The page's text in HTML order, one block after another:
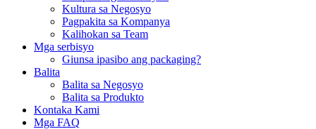
Kultura sa Negosyo
Pagpakita sa Kompanya
Kalihokan sa Team
Mga serbisyo
Giunsa ipasibo ang packaging?
Balita
Balita sa Negosyo
Balita sa Produkto
Kontaka Kami
Mga FAQ